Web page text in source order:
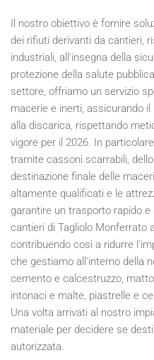
Il nostro obiettivo è fornire
dei rifiuti derivanti da cantieri,
industriali, all'insegna della
protezione della salute
settore, offriamo un servizio
macerie e inerti, assicurando
alla discarica, rispettando
vigore per il 2026. In
tramite cassoni scarrabili,
destinazione finale delle
altamente qualificati e le
garantire un trasporto rapido
cantieri di Tagliolo Monferrato
contribuendo così a ridurre
che gestiamo all'interno della
cemento e calcestruzzo,
intonaci e malte, piastrelle e
Una volta arrivati al nostro
materiale per decidere se
autorizzata.